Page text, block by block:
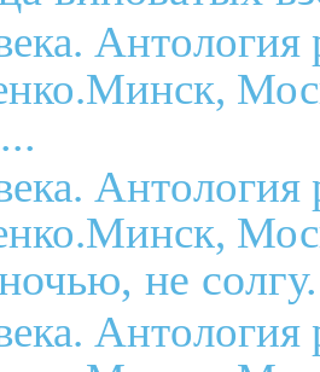
Антология
Антология
не
Антология